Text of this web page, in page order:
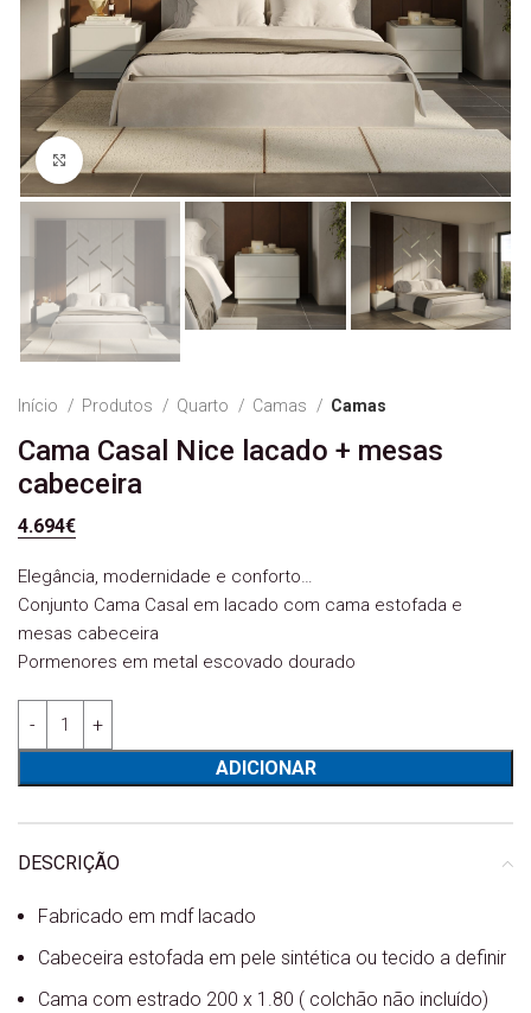
Ver Imagem
Início Produtos Quarto Camas Camas
Cama Casal Nice lacado + mesas
cabeceira
4.694€
Elegância, modernidade e conforto…
Conjunto Cama Casal em lacado com cama estofada e
mesas cabeceira
Pormenores em metal escovado dourado
Quantidade de Cama Casal Nice lacado + mesas cabeceira
ADICIONAR
DESCRIÇÃO
Fabricado em mdf lacado
Cabeceira estofada em pele sintética ou tecido a definir
Cama com estrado 200 x 1.80 ( colchão não incluído)